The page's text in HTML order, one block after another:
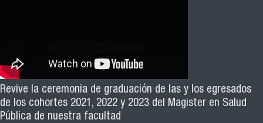
El académico Roberto Vera, de la Escuela de Kinesiología
Facimed y parte del Comité Científico de la III Jornada de
Neurociencia e Inteligencia Artificial 2025, invita a toda la
Revive la ceremonia de graduación de las y los egresados
de los cohortes 2021, 2022 y 2023 del Magister en Salud
Pública de nuestra facultad